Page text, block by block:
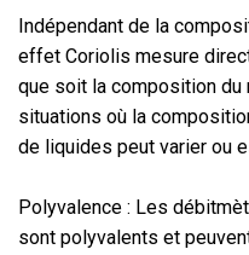
Indépendant de la
effet Coriolis mesure
que soit la composition
situations où la
de liquides peut varier ou
Polyvalence : Les
sont polyvalents et